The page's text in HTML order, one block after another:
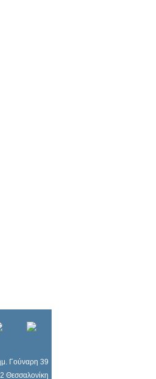
Γούναρη 39
Θεσσαλονίκη